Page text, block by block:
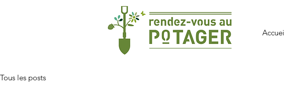
Tous les posts